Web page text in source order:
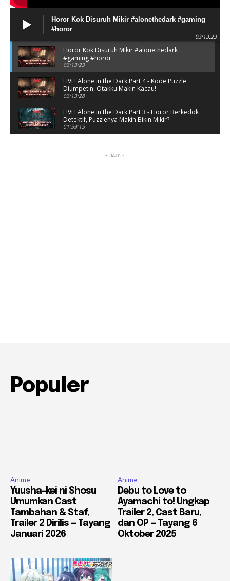
Horor Kok Disuruh Mikir #alonethedark #gaming
#horor
03:13:23
Horor Kok Disuruh Mikir #alonethedark
#gaming #horor
03:13:23
LIVE! Alone in the Dark Part 4 - Kode Puzzle
Diumpetin, Otakku Makin Kacau!
03:13:28
LIVE! Alone in the Dark Part 3 - Horor Berkedok
Detektif, Puzzlenya Makin Bikin Mikir?
01:59:15
- Iklan -
Populer
Anime
Yuusha-kei ni Shosu
Umumkan Cast
Tambahan & Staf,
Trailer 2 Dirilis — Tayang
Januari 2026
Anime
Debu to Love to
Ayamachi to! Ungkap
Trailer 2, Cast Baru,
dan OP — Tayang 6
Oktober 2025